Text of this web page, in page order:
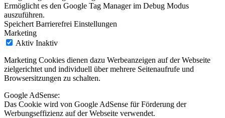
Ermöglicht es den Google Tag Manager im Debug Modus
auszuführen.
Speichert Barrierefrei Einstellungen
Marketing
Aktiv Inaktiv
Marketing Cookies dienen dazu Werbeanzeigen auf der Webseite
zielgerichtet und individuell über mehrere Seitenaufrufe und
Browsersitzungen zu schalten.
Google AdSense:
Das Cookie wird von Google AdSense für Förderung der
Werbungseffizienz auf der Webseite verwendet.